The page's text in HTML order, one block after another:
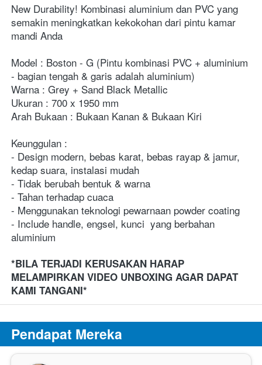
New Durability! Kombinasi aluminium dan PVC yang
semakin meningkatkan kekokohan dari pintu kamar
mandi Anda
Model : Boston - G (Pintu kombinasi PVC + aluminium
- bagian tengah & garis adalah aluminium)
Warna : Grey + Sand Black Metallic
Ukuran : 700 x 1950 mm
Arah Bukaan : Bukaan Kanan & Bukaan Kiri
Keunggulan :
- Design modern, bebas karat, bebas rayap & jamur,
kedap suara, instalasi mudah
- Tidak berubah bentuk & warna
- Tahan terhadap cuaca
- Menggunakan teknologi pewarnaan powder coating
- Include handle, engsel, kunci  yang berbahan
aluminium
*BILA TERJADI KERUSAKAN HARAP
MELAMPIRKAN VIDEO UNBOXING AGAR DAPAT
KAMI TANGANI*
Pendapat Mereka